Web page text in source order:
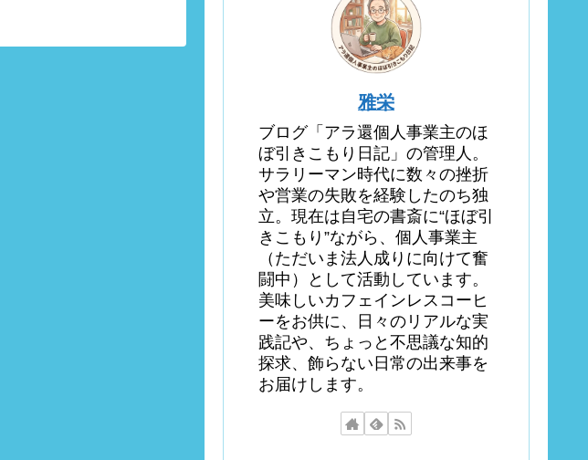
雅栄
ブログ「アラ還個人事業主のほ
ぼ引きこもり日記」の管理人。
サラリーマン時代に数々の挫折
や営業の失敗を経験したのち独
立。現在は自宅の書斎に“ほぼ引
きこもり”ながら、個人事業主
（ただいま法人成りに向けて奮
闘中）として活動しています。
美味しいカフェインレスコーヒ
ーをお供に、日々のリアルな実
践記や、ちょっと不思議な知的
探求、飾らない日常の出来事を
お届けします。